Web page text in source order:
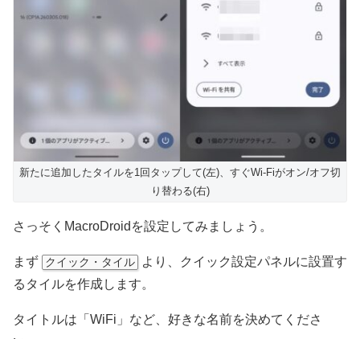
新たに追加したタイルを1回タップして(左)、すぐWi-Fiがオン/オフ切
り替わる(右)
さっそくMacroDroidを設定してみましょう。
まず クイック・タイル
より、クイック設定パネルに設置す
るタイルを作成します。
タイトルは「WiFi」など、好きな名前を決めてくださ